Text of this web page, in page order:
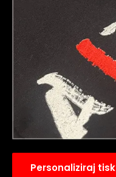
Personaliziraj tisk